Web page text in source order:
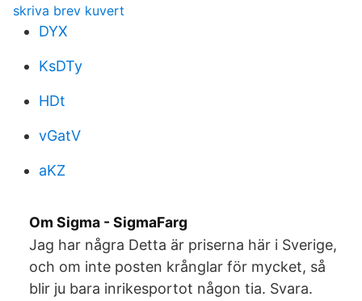
skriva brev kuvert
DYX
KsDTy
HDt
vGatV
aKZ
Om Sigma - SigmaFarg
Jag har några Detta är priserna här i Sverige,
och om inte posten krånglar för mycket, så
blir ju bara inrikesportot någon tia. Svara.